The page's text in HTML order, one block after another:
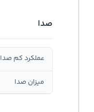
صدا
عملکرد کم صدا
میزان صدا